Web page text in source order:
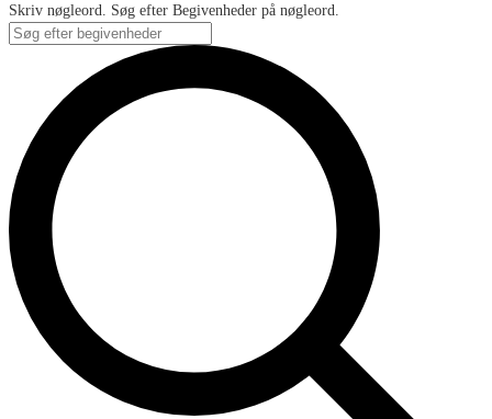
Skriv nøgleord. Søg efter Begivenheder på nøgleord.